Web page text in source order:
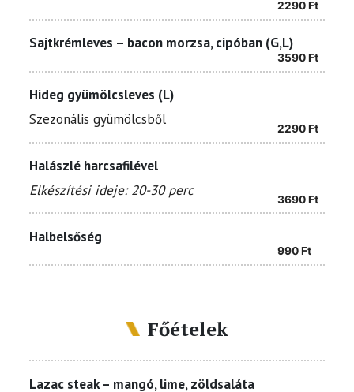
2290Ft
Sajtkrémleves – bacon morzsa, cipóban (G,L)
3590Ft
Hideg gyümölcsleves (L)
Szezonális gyümölcsből
2290Ft
Halászlé harcsafilével
Elkészítési ideje: 20-30 perc
3690Ft
Halbelsőség
990Ft
Főételek
Lazac steak – mangó, lime, zöldsaláta